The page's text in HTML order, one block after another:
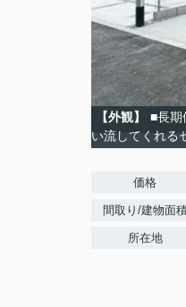
【外観】
■長期
い流してくれる
価格
間取り/建物面
所在地